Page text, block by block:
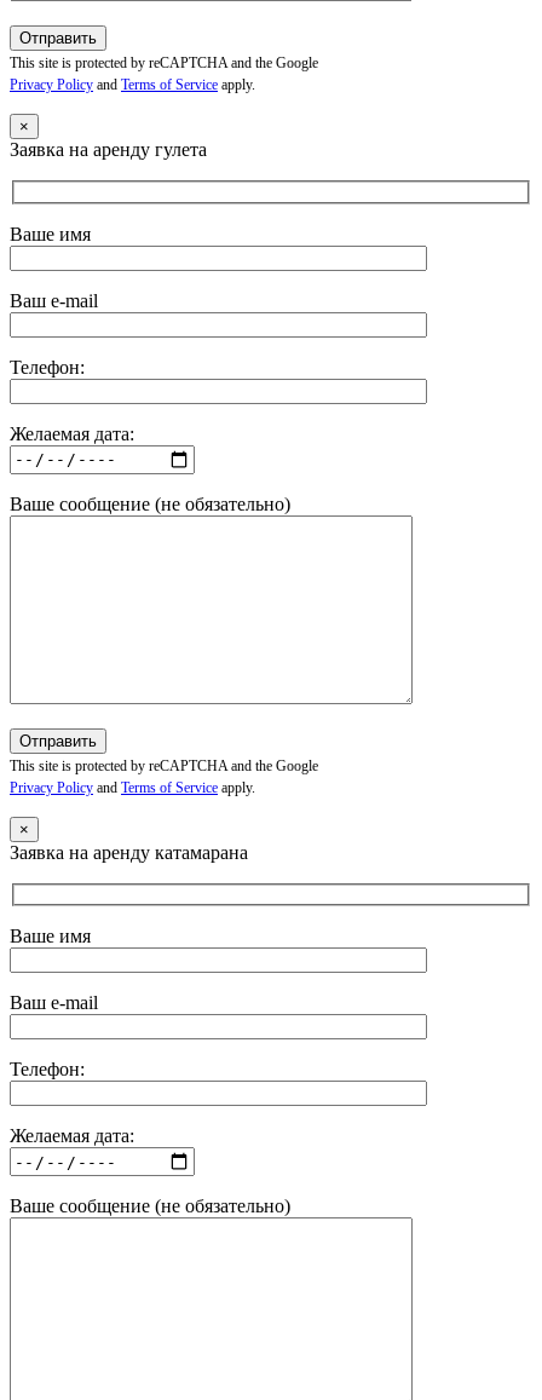
This site is protected by reCAPTCHA and the Google
Privacy Policy and Terms of Service apply.
×
Заявка на аренду гулета
Ваше имя
Ваш e-mail
Телефон:
Желаемая дата:
Ваше сообщение (не обязательно)
This site is protected by reCAPTCHA and the Google
Privacy Policy and Terms of Service apply.
×
Заявка на аренду катамарана
Ваше имя
Ваш e-mail
Телефон:
Желаемая дата:
Ваше сообщение (не обязательно)